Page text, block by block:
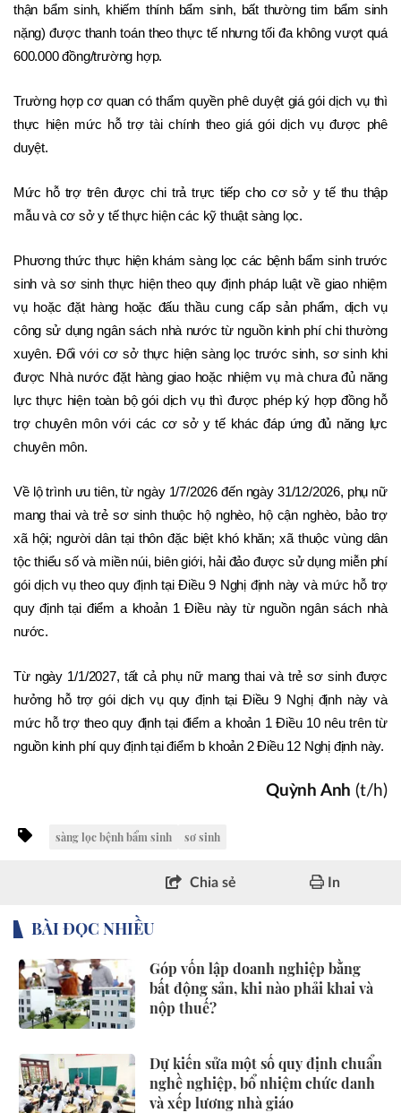
thận bẩm sinh, khiếm thính bẩm sinh, bất thường tim bẩm sinh
nặng) được thanh toán theo thực tế nhưng tối đa không vượt quá
600.000 đồng/trường hợp.
Trường hợp cơ quan có thẩm quyền phê duyệt giá gói dịch vụ thì
thực hiện mức hỗ trợ tài chính theo giá gói dịch vụ được phê
duyệt.
Mức hỗ trợ trên được chi trả trực tiếp cho cơ sở y tế thu thập
mẫu và cơ sở y tế thực hiện các kỹ thuật sàng lọc.
Phương thức thực hiện khám sàng lọc các bệnh bẩm sinh trước
sinh và sơ sinh thực hiện theo quy định pháp luật về giao nhiệm
vụ hoặc đặt hàng hoặc đấu thầu cung cấp sản phẩm, dịch vụ
công sử dụng ngân sách nhà nước từ nguồn kinh phí chi thường
xuyên. Đối với cơ sở thực hiện sàng lọc trước sinh, sơ sinh khi
được Nhà nước đặt hàng giao hoặc nhiệm vụ mà chưa đủ năng
lực thực hiện toàn bộ gói dịch vụ thì được phép ký hợp đồng hỗ
trợ chuyên môn với các cơ sở y tế khác đáp ứng đủ năng lực
chuyên môn.
Về lộ trình ưu tiên, từ ngày 1/7/2026 đến ngày 31/12/2026, phụ nữ
mang thai và trẻ sơ sinh thuộc hộ nghèo, hộ cận nghèo, bảo trợ
xã hội; người dân tại thôn đặc biệt khó khăn; xã thuộc vùng dân
tộc thiểu số và miền núi, biên giới, hải đảo được sử dụng miễn phí
gói dịch vụ theo quy định tại Điều 9 Nghị định này và mức hỗ trợ
quy định tại điểm a khoản 1 Điều này từ nguồn ngân sách nhà
nước.
Từ ngày 1/1/2027, tất cả phụ nữ mang thai và trẻ sơ sinh được
hưởng hỗ trợ gói dịch vụ quy định tại Điều 9 Nghị định này và
mức hỗ trợ theo quy định tại điểm a khoản 1 Điều 10 nêu trên từ
nguồn kinh phí quy định tại điểm b khoản 2 Điều 12 Nghị định này.
Quỳnh Anh (t/h)
sàng lọc bệnh bẩm sinh sơ sinh
Chia sẻ In
BÀI ĐỌC NHIỀU
Góp vốn lập doanh nghiệp bằng
bất động sản, khi nào phải khai và
nộp thuế?
Dự kiến sửa một số quy định chuẩn
nghề nghiệp, bổ nhiệm chức danh
và xếp lương nhà giáo